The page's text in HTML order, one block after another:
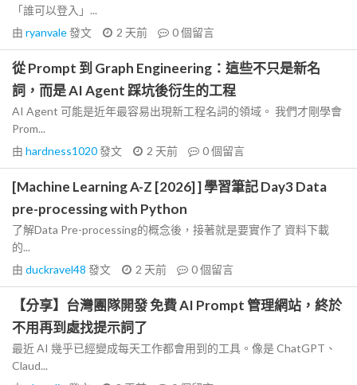
「誰可以登入」...
由 ryanvale發文 2 天前 0個留言
從 Prompt 到 Graph Engineering：這些不只是新名
詞，而是 AI Agent 踩坑後衍生的工程
AI Agent 可能是近年最容易出現新工程名詞的領域。 我們才剛學會
Prom...
由 hardness1020發文 2 天前 0個留言
[Machine Learning A-Z [2026] ] 學習筆記 Day3 Data
pre-processing with Python
了解Data Pre-processing的概念後，接著就是要實作了 資料下載
的...
由 duckravel48 發文 2 天前 0個留言
【分享】台灣團隊開發 免費 AI Prompt 管理網站，終於
不用再到處找提示詞了
最近 AI 幾乎已經變成每天工作都會用到的工具。像是 ChatGPT、
Claud...